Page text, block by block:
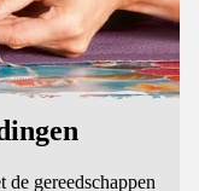
gereedschappen